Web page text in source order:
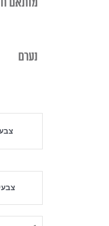
מותאם
נערם